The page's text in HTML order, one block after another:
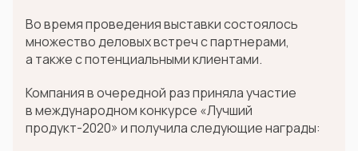
Во время проведения выставки состоялось
множество деловых встреч с партнерами,
а также с потенциальными клиентами.
Компания в очередной раз приняла участие
в международном конкурсе «Лучший
продукт-2020» и получила следующие награды: